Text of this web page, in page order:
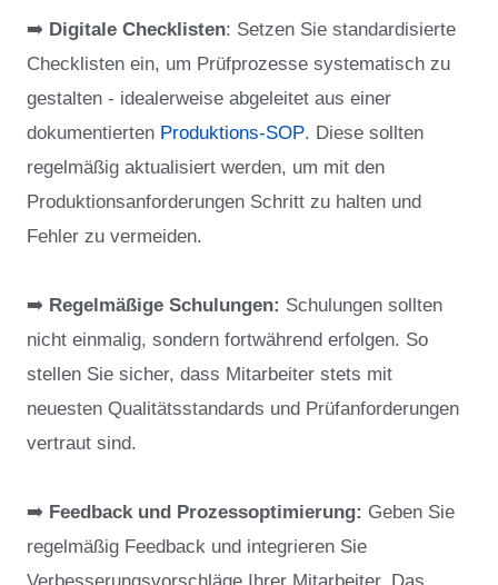
➡️ Digitale Checklisten: Setzen Sie standardisierte
Checklisten ein, um Prüfprozesse systematisch zu
gestalten - idealerweise abgeleitet aus einer
dokumentierten Produktions-SOP. Diese sollten
regelmäßig aktualisiert werden, um mit den
Produktionsanforderungen Schritt zu halten und
Fehler zu vermeiden.
➡️ Regelmäßige Schulungen: Schulungen sollten
nicht einmalig, sondern fortwährend erfolgen. So
stellen Sie sicher, dass Mitarbeiter stets mit
neuesten Qualitätsstandards und Prüfanforderungen
vertraut sind.
➡️ Feedback und Prozessoptimierung: Geben Sie
regelmäßig Feedback und integrieren Sie